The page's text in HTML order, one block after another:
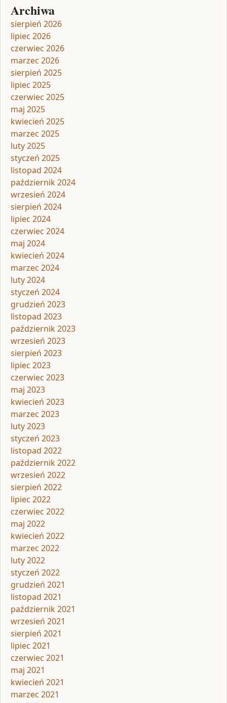
Archiwa
sierpień 2026
lipiec 2026
czerwiec 2026
marzec 2026
sierpień 2025
lipiec 2025
czerwiec 2025
maj 2025
kwiecień 2025
marzec 2025
luty 2025
styczeń 2025
listopad 2024
październik 2024
wrzesień 2024
sierpień 2024
lipiec 2024
czerwiec 2024
maj 2024
kwiecień 2024
marzec 2024
luty 2024
styczeń 2024
grudzień 2023
listopad 2023
październik 2023
wrzesień 2023
sierpień 2023
lipiec 2023
czerwiec 2023
maj 2023
kwiecień 2023
marzec 2023
luty 2023
styczeń 2023
listopad 2022
październik 2022
wrzesień 2022
sierpień 2022
lipiec 2022
czerwiec 2022
maj 2022
kwiecień 2022
marzec 2022
luty 2022
styczeń 2022
grudzień 2021
listopad 2021
październik 2021
wrzesień 2021
sierpień 2021
lipiec 2021
czerwiec 2021
maj 2021
kwiecień 2021
marzec 2021